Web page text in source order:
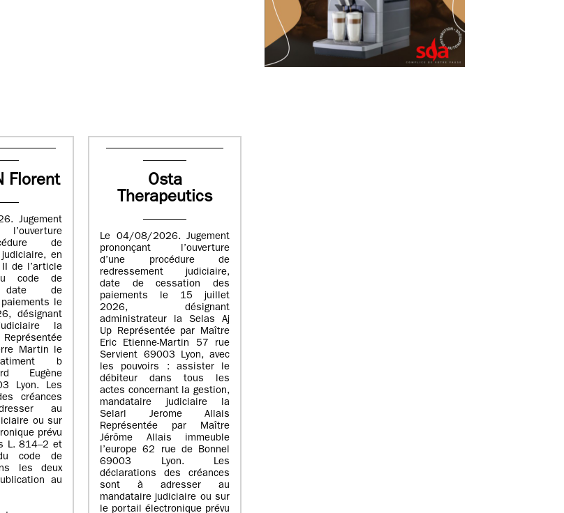
Florent
Jugement
de
en
de l’article
code de
date de
le
désignant
la
Martin le
b
Eugène
Lyon. Les
créances
au
ou sur
prévu
L. 814–2 et
code de
les deux
au
Osta
Therapeutics
Le 04/08/2026. Jugement
prononçant l’ouverture
d’une procédure de
redressement judiciaire,
date de cessation des
paiements le 15 juillet
2026, désignant
administrateur la Selas Aj
Up Représentée par Maître
Eric Etienne-Martin 57 rue
Servient 69003 Lyon, avec
les pouvoirs : assister le
débiteur dans tous les
actes concernant la gestion,
mandataire judiciaire la
Selarl Jerome Allais
Représentée par Maître
Jérôme Allais immeuble
l’europe 62 rue de Bonnel
69003 Lyon. Les
déclarations des créances
sont à adresser au
mandataire judiciaire ou sur
le portail électronique prévu